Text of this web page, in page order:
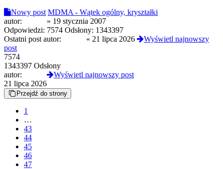
Nowy post MDMA - Wątek ogólny, kryształki
autor:
» 19 stycznia 2007
Odpowiedzi: 7574 Odsłony: 1343397
Ostatni post autor:
« 21 lipca 2026
Wyświetl najnowszy
post
7574
1343397 Odsłony
autor:
Wyświetl najnowszy post
21 lipca 2026
Przejdź do strony
1
…
43
44
45
46
47